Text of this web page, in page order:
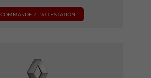
COMMANDER L'ATTESTATION